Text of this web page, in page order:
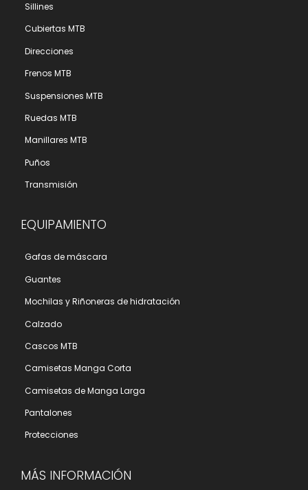
Sillines
Cubiertas MTB
Direcciones
Frenos MTB
Suspensiones MTB
Ruedas MTB
Manillares MTB
Puños
Transmisión
EQUIPAMIENTO
Gafas de máscara
Guantes
Mochilas y Riñoneras de hidratación
Calzado
Cascos MTB
Camisetas Manga Corta
Camisetas de Manga Larga
Pantalones
Protecciones
MÁS INFORMACIÓN